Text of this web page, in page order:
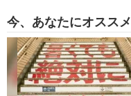
今、あなたにオススメ